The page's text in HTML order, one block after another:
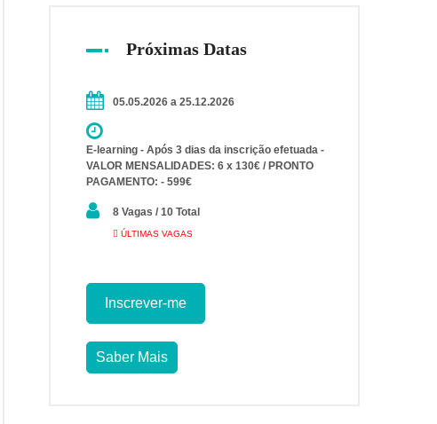
Próximas Datas
05.05.2026 a 25.12.2026
E-learning - Após 3 dias da inscrição efetuada -
VALOR MENSALIDADES: 6 x 130€ / PRONTO
PAGAMENTO: - 599€
8 Vagas / 10 Total
ÚLTIMAS VAGAS
Inscrever-me
Saber Mais